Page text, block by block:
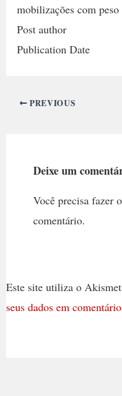
mobilizações com peso
Post author
Publication Date
PREVIOUS
Deixe um
Você precisa fazer o
comentário.
Este site utiliza o
seus dados em